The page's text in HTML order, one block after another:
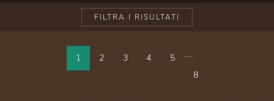
FILTRA I RISULTATI
1 2 3 4 5
....
8